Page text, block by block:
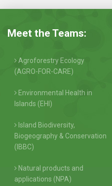
Meet the Teams:
Agroforestry Ecology
(AGRO-FOR-CARE)
Environmental Health in
Islands (EHI)
Island Biodiversity,
Biogeography & Conservation
(IBBC)
Natural products and
applications (NPA)